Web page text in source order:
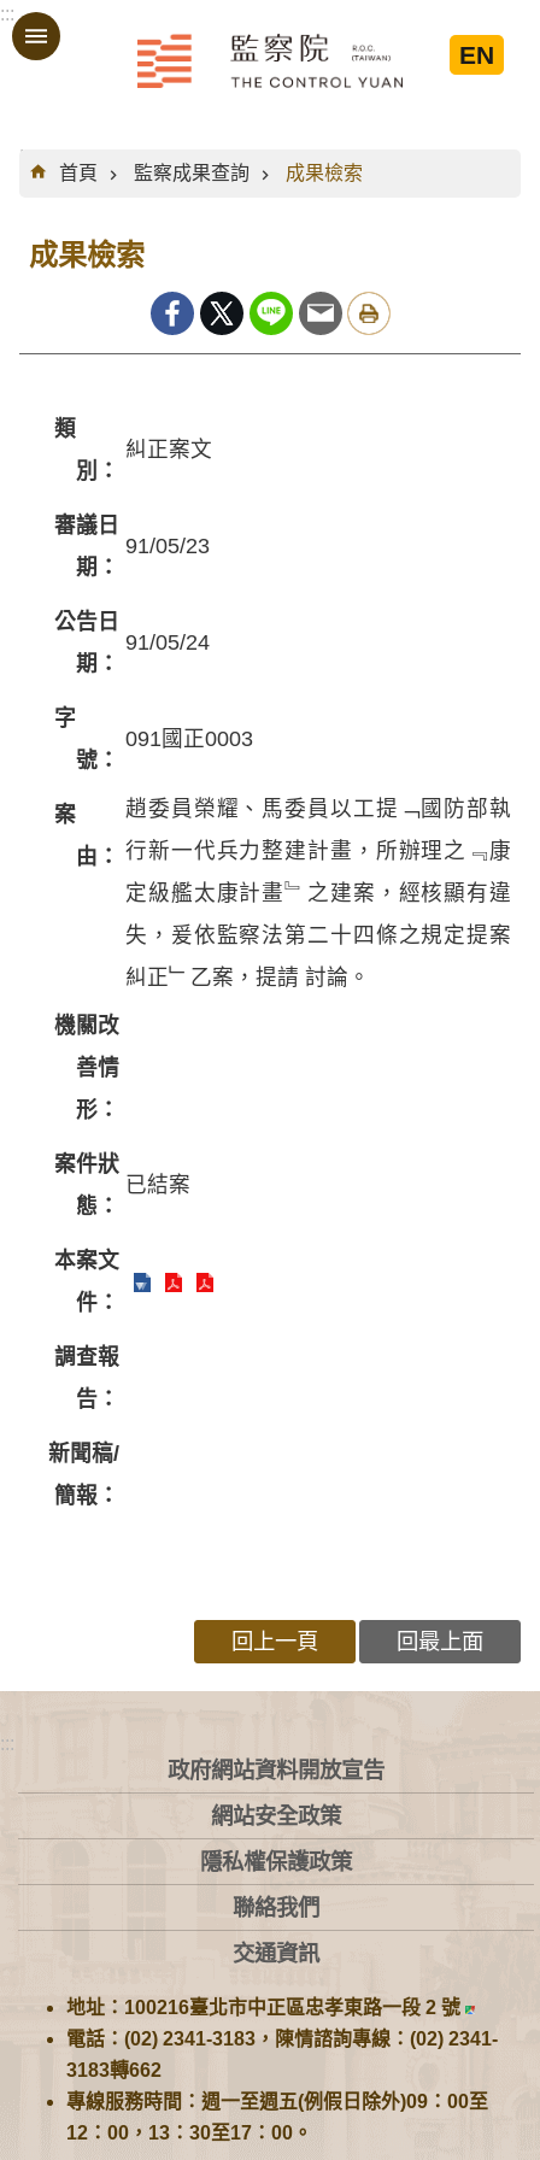
跳到主要內容區塊
:::
EN
:::
首頁
監察成果查詢 成果檢索
成果檢索
類
別：
糾正案文
審議日
期：
91/05/23
公告日
期：
91/05/24
字
號：
091國正0003
案
由：
趙委員榮耀、馬委員以工提﹁國防部執
行新一代兵力整建計畫，所辦理之﹃康
定級艦太康計畫﹄之建案，經核顯有違
失，爰依監察法第二十四條之規定提案
糾正﹂乙案，提請 討論。
機關改
善情
形：
案件狀
態：
已結案
本案文
件：
調查報
告：
新聞稿/
簡報：
回上一頁 回最上面
:::
政府網站資料開放宣告
網站安全政策
隱私權保護政策
聯絡我們
交通資訊
地址：100216臺北市中正區忠孝東路一段 2 號
電話：(02) 2341-3183，陳情諮詢專線：(02) 2341-
3183轉662
專線服務時間：週一至週五(例假日除外)09：00至
12：00，13：30至17：00。